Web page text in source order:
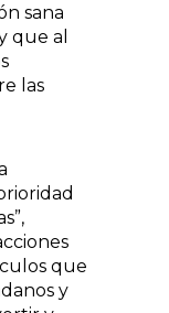
sana
que al
las
que
y